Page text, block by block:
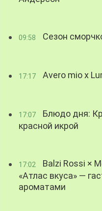
09:58 Сезон
17:17 Avero mio x
17:07
Блюдо дня:
красной икрой
17:02
Balzi Rossi ×
«Атлас вкуса» —
ароматами